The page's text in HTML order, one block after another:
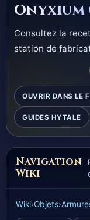
Consultez la
station de
OUVRIR DANS LE
GUIDES HYTALE
Navigation
Wiki
Wiki›Objets›